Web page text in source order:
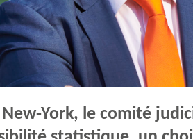
York, le comité